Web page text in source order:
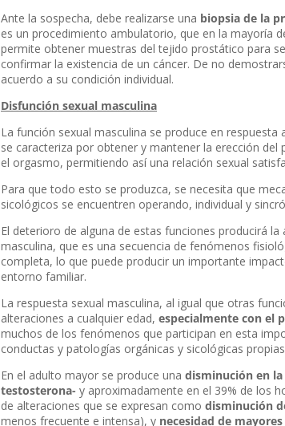
Ante la sospecha, debe realizarse una biopsia de la
es un procedimiento ambulatorio, que en la mayoría
permite obtener muestras del tejido prostático para
confirmar la existencia de un cáncer. De no
acuerdo a su condición individual.
Disfunción sexual masculina
La función sexual masculina se produce en
se caracteriza por obtener y mantener la erección
el orgasmo, permitiendo así una relación sexual
Para que todo esto se produzca, se necesita que
sicológicos se encuentren operando, individual y
El deterioro de alguna de estas funciones producirá
masculina, que es una secuencia de fenómenos
completa, lo que puede producir un importante
entorno familiar.
La respuesta sexual masculina, al igual que otras
alteraciones a cualquier edad, especialmente con el
muchos de los fenómenos que participan en esta
conductas y patologías orgánicas y sicológicas
En el adulto mayor se produce una disminución en
testosterona- y aproximadamente en el 39% de los
de alteraciones que se expresan como disminución
menos frecuente e intensa), y necesidad de